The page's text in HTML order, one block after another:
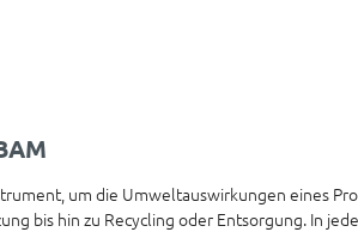
um die Umweltauswirkungen eines
bis hin zu Recycling oder Entsorgung. In